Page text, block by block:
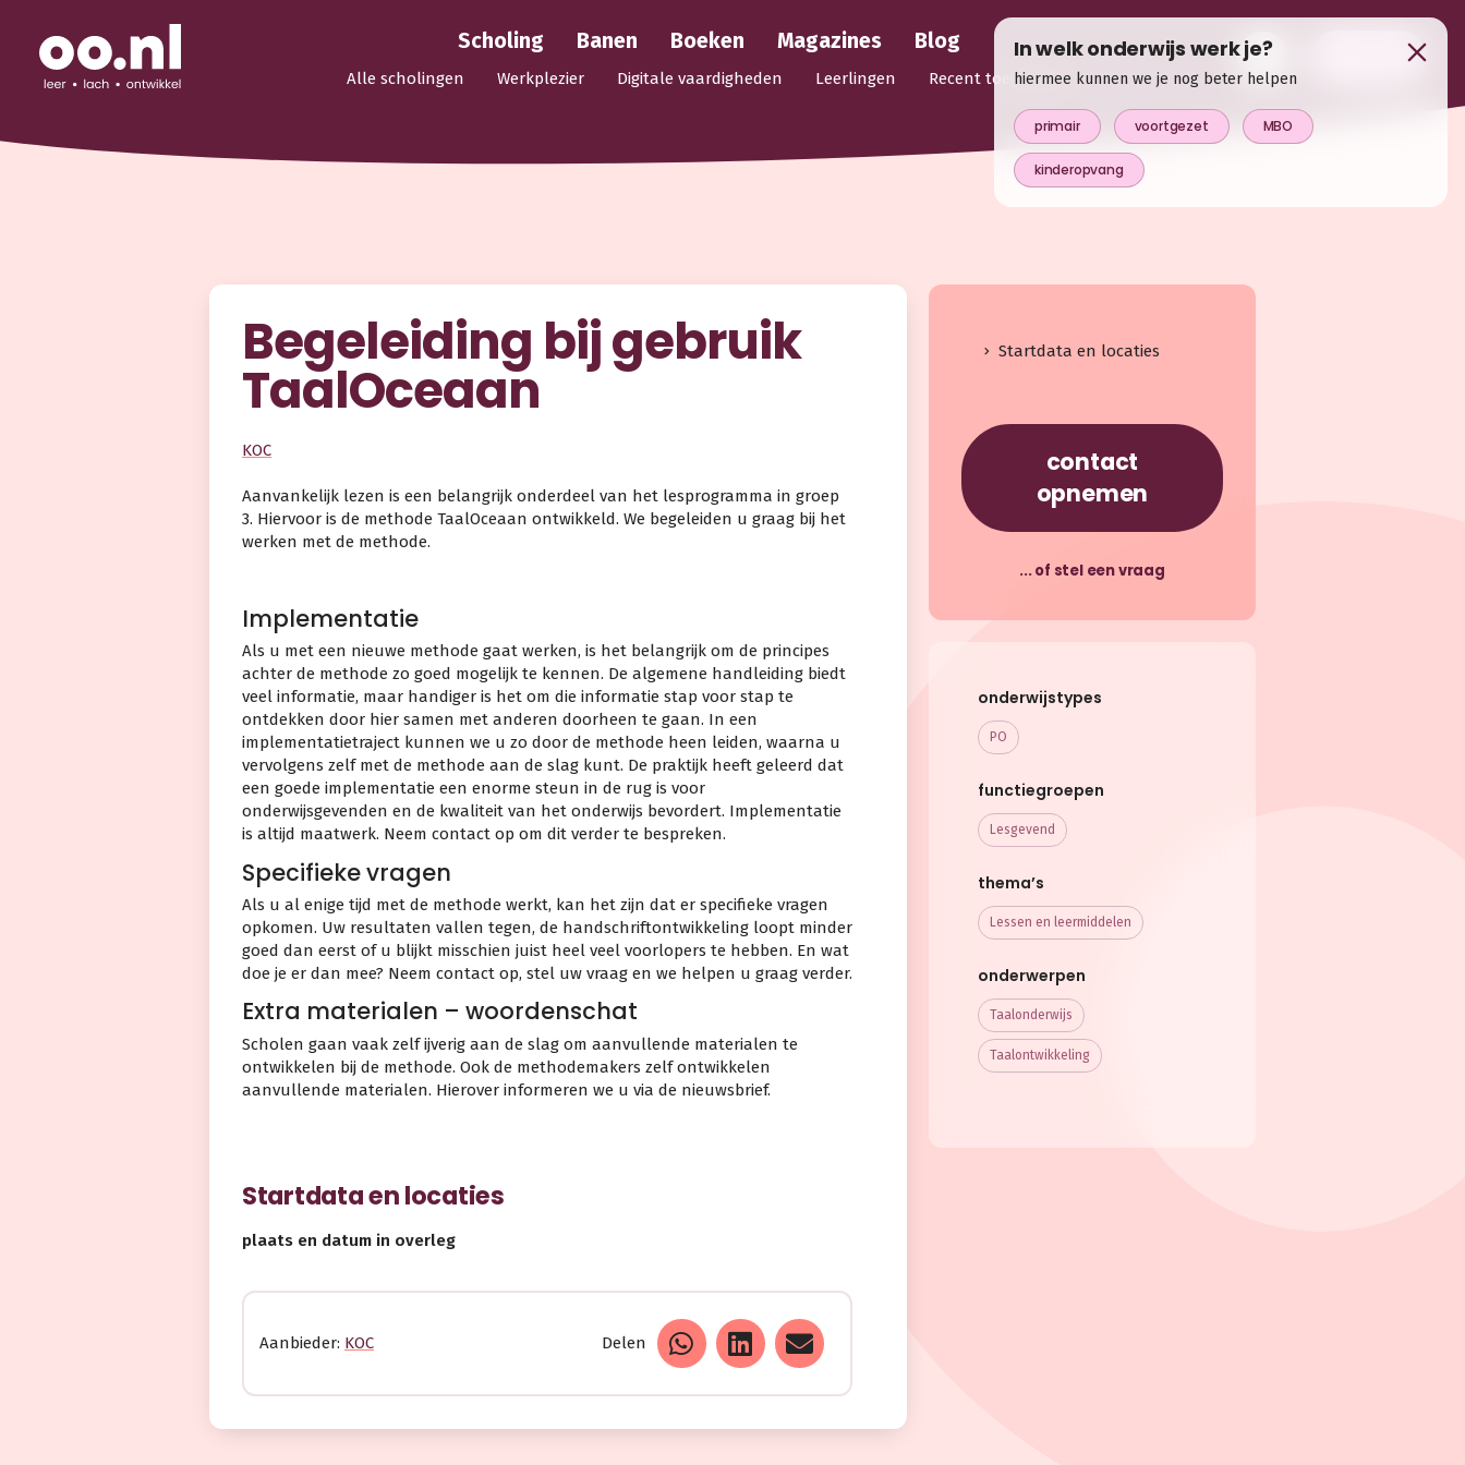
Scholing Banen Boeken Magazines Blog
Alle scholingen Werkplezier Digitale vaardigheden Leerlingen Recent toegevoegd
Begeleiding bij gebruik
TaalOceaan
KOC
Aanvankelijk lezen is een belangrijk onderdeel van het lesprogramma in groep
3. Hiervoor is de methode TaalOceaan ontwikkeld. We begeleiden u graag bij het
werken met de methode.
Implementatie
Als u met een nieuwe methode gaat werken, is het belangrijk om de principes
achter de methode zo goed mogelijk te kennen. De algemene handleiding biedt
veel informatie, maar handiger is het om die informatie stap voor stap te
ontdekken door hier samen met anderen doorheen te gaan. In een
implementatietraject kunnen we u zo door de methode heen leiden, waarna u
vervolgens zelf met de methode aan de slag kunt. De praktijk heeft geleerd dat
een goede implementatie een enorme steun in de rug is voor
onderwijsgevenden en de kwaliteit van het onderwijs bevordert. Implementatie
is altijd maatwerk. Neem contact op om dit verder te bespreken.
Specifieke vragen
Als u al enige tijd met de methode werkt, kan het zijn dat er specifieke vragen
opkomen. Uw resultaten vallen tegen, de handschriftontwikkeling loopt minder
goed dan eerst of u blijkt misschien juist heel veel voorlopers te hebben. En wat
doe je er dan mee? Neem contact op, stel uw vraag en we helpen u graag verder.
Extra materialen – woordenschat
Scholen gaan vaak zelf ijverig aan de slag om aanvullende materialen te
ontwikkelen bij de methode. Ook de methodemakers zelf ontwikkelen
aanvullende materialen. Hierover informeren we u via de nieuwsbrief.
Startdata en locaties
plaats en datum in overleg
Aanbieder: KOC Delen
Startdata en locaties
contact
opnemen
... of stel een vraag
onderwijstypes
PO
functiegroepen
Lesgevend
thema’s
Lessen en leermiddelen
onderwerpen
Taalonderwijs
Taalontwikkeling
In welk onderwijs werk je?
hiermee kunnen we je nog beter helpen
primair voortgezet MBO
kinderopvang